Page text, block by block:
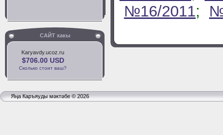
САЙТ хакы
Karyavdy.ucoz.ru
$706.00 USD
Сколько стоит ваш?
№16/2011;
Яңа Каръяуды мәктәбе © 2026